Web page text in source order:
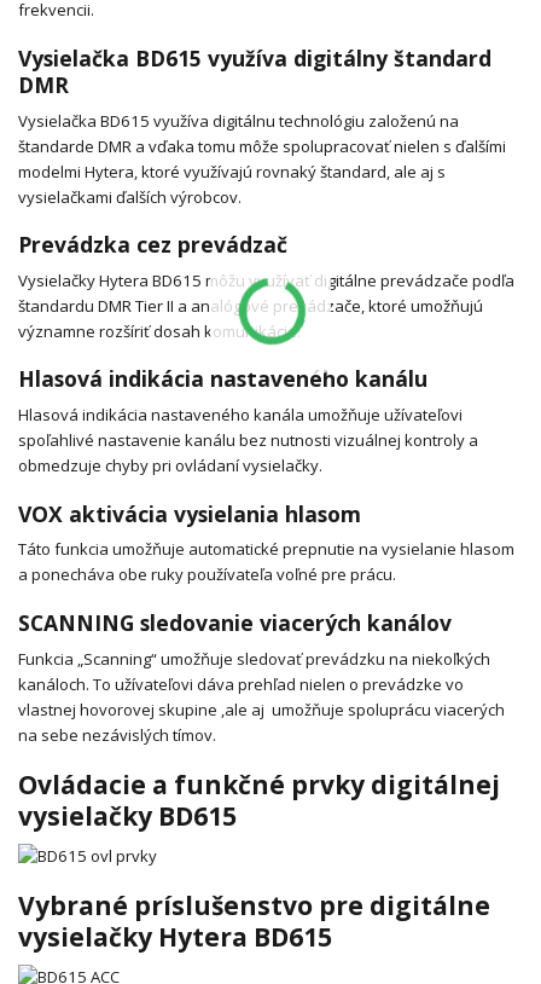
frekvencii.
Vysielačka BD615 využíva digitálny štandard
DMR
Vysielačka BD615 využíva digitálnu technológiu založenú na
štandarde DMR a vďaka tomu môže spolupracovať nielen s ďalšími
modelmi Hytera, ktoré využívajú rovnaký štandard, ale aj s
vysielačkami ďalších výrobcov.
Prevádzka cez prevádzač
Vysielačky Hytera BD615 môžu využívať digitálne prevádzače podľa
štandardu DMR Tier II a analógové prevádzače, ktoré umožňujú
významne rozšíriť dosah komunikácie.
Hlasová indikácia nastaveného kanálu
Hlasová indikácia nastaveného kanála umožňuje užívateľovi
spoľahlivé nastavenie kanálu bez nutnosti vizuálnej kontroly a
obmedzuje chyby pri ovládaní vysielačky.
VOX aktivácia vysielania hlasom
Táto funkcia umožňuje automatické prepnutie na vysielanie hlasom
a ponecháva obe ruky používateľa voľné pre prácu.
SCANNING sledovanie viacerých kanálov
Funkcia „Scanning“ umožňuje sledovať prevádzku na niekoľkých
kanáloch. To užívateľovi dáva prehľad nielen o prevádzke vo
vlastnej hovorovej skupine ,ale aj umožňuje spoluprácu viacerých
na sebe nezávislých tímov.
Ovládacie a funkčné prvky digitálnej
vysielačky BD615
Vybrané príslušenstvo pre digitálne
vysielačky Hytera BD615